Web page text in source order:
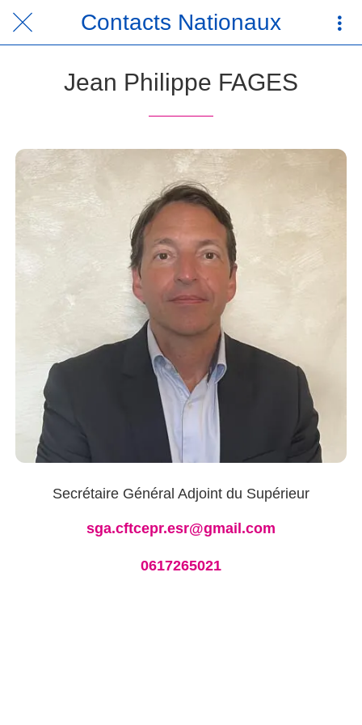
Contacts Nationaux
Jean Philippe FAGES
Secrétaire Général Adjoint du Supérieur
sga.cftcepr.esr@gmail.com
0617265021